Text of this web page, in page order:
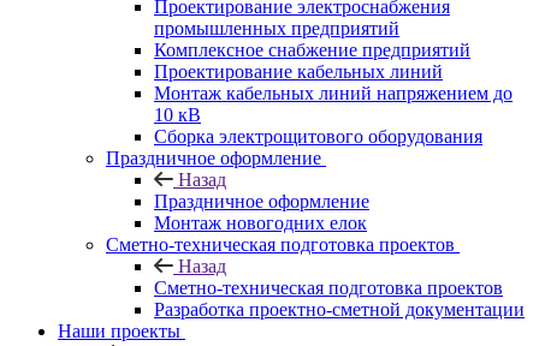
Проектирование электроснабжения
промышленных предприятий
Комплексное снабжение предприятий
Проектирование кабельных линий
Монтаж кабельных линий напряжением до
10 кВ
Сборка электрощитового оборудования
Праздничное оформление
Назад
Праздничное оформление
Монтаж новогодних елок
Сметно-техническая подготовка проектов
Назад
Сметно-техническая подготовка проектов
Разработка проектно-сметной документации
Наши проекты